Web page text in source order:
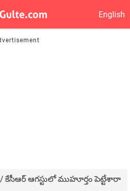
English
/ కేసీఆర్ ఆగ‌స్టులో ముహూర్తం పెట్టేశారా